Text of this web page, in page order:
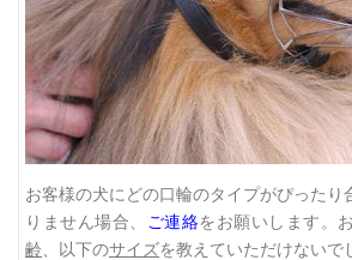
お客様の犬にどの口輪のタイプがぴったり
りません場合、
ご連絡をお願いします。
齢 、以下のサイズを教えていただけないで